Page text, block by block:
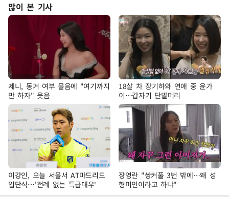
많이 본 기사
제니, 동거 여부 물음에 "여기까지
만 하자" 웃음
18살 차 장기하와 연애 중 윤가
이…갑자기 단발머리
이강인, 오늘 서울서 AT마드리드
입단식…'전례 없는 특급대우'
장영란 "쌍커풀 3번 밖에…왜 성
형미인이라고 하냐"